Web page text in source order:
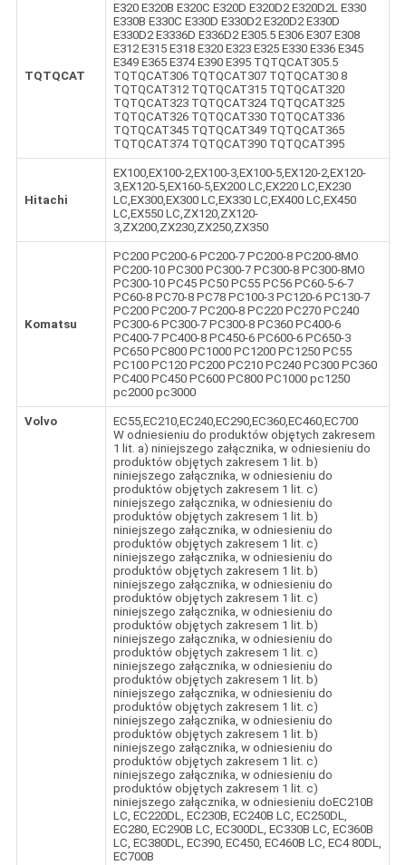
TQTQCAT
E320 E320B E320C E320D E320D2 E320D2L E330
E330B E330C E330D E330D2 E320D2 E330D
E330D2 E3336D E336D2 E305.5 E306 E307 E308
E312 E315 E318 E320 E323 E325 E330 E336 E345
E349 E365 E374 E390 E395 TQTQCAT305.5
TQTQCAT306 TQTQCAT307 TQTQCAT30 8
TQTQCAT312 TQTQCAT315 TQTQCAT320
TQTQCAT323 TQTQCAT324 TQTQCAT325
TQTQCAT326 TQTQCAT330 TQTQCAT336
TQTQCAT345 TQTQCAT349 TQTQCAT365
TQTQCAT374 TQTQCAT390 TQTQCAT395
Hitachi
EX100,EX100-2,EX100-3,EX100-5,EX120-2,EX120-
3,EX120-5,EX160-5,EX200 LC,EX220 LC,EX230
LC,EX300,EX300 LC,EX330 LC,EX400 LC,EX450
LC,EX550 LC,ZX120,ZX120-
3,ZX200,ZX230,ZX250,ZX350
Komatsu
PC200 PC200-6 PC200-7 PC200-8 PC200-8MO
PC200-10 PC300 PC300-7 PC300-8 PC300-8MO
PC300-10 PC45 PC50 PC55 PC56 PC60-5-6-7
PC60-8 PC70-8 PC78 PC100-3 PC120-6 PC130-7
PC200 PC200-7 PC200-8 PC220 PC270 PC240
PC300-6 PC300-7 PC300-8 PC360 PC400-6
PC400-7 PC400-8 PC450-6 PC600-6 PC650-3
PC650 PC800 PC1000 PC1200 PC1250 PC55
PC100 PC120 PC200 PC210 PC240 PC300 PC360
PC400 PC450 PC600 PC800 PC1000 pc1250
pc2000 pc3000
Volvo
EC55,EC210,EC240,EC290,EC360,EC460,EC700
W odniesieniu do produktów objętych zakresem
1 lit. a) niniejszego załącznika, w odniesieniu do
produktów objętych zakresem 1 lit. b)
niniejszego załącznika, w odniesieniu do
produktów objętych zakresem 1 lit. c)
niniejszego załącznika, w odniesieniu do
produktów objętych zakresem 1 lit. b)
niniejszego załącznika, w odniesieniu do
produktów objętych zakresem 1 lit. c)
niniejszego załącznika, w odniesieniu do
produktów objętych zakresem 1 lit. b)
niniejszego załącznika, w odniesieniu do
produktów objętych zakresem 1 lit. c)
niniejszego załącznika, w odniesieniu do
produktów objętych zakresem 1 lit. b)
niniejszego załącznika, w odniesieniu do
produktów objętych zakresem 1 lit. c)
niniejszego załącznika, w odniesieniu do
produktów objętych zakresem 1 lit. b)
niniejszego załącznika, w odniesieniu do
produktów objętych zakresem 1 lit. c)
niniejszego załącznika, w odniesieniu do
produktów objętych zakresem 1 lit. b)
niniejszego załącznika, w odniesieniu do
produktów objętych zakresem 1 lit. c)
niniejszego załącznika, w odniesieniu do
produktów objętych zakresem 1 lit. c)
niniejszego załącznika, w odniesieniu doEC210B
LC, EC220DL, EC230B, EC240B LC, EC250DL,
EC280, EC290B LC, EC300DL, EC330B LC, EC360B
LC, EC380DL, EC390, EC450, EC460B LC, EC4 80DL,
EC700B